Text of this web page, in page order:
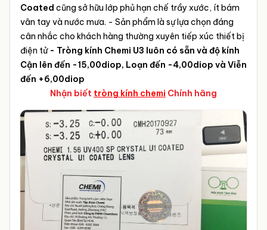
Coated cũng sở hữu lớp phủ hạn chế trầy xước, ít bám
vân tay và nước mưa. - Sản phẩm là sự lựa chọn đáng
cân nhắc cho khách hàng thường xuyên tiếp xúc thiết bị
điện tử - Tròng kính Chemi U3 luôn có sẵn và độ kính
Cận lên đến -15,00diop, Loạn đến -4,00diop và Viễn
đến +6,00diop
Nhận biết tròng kính chemi Chính hãng